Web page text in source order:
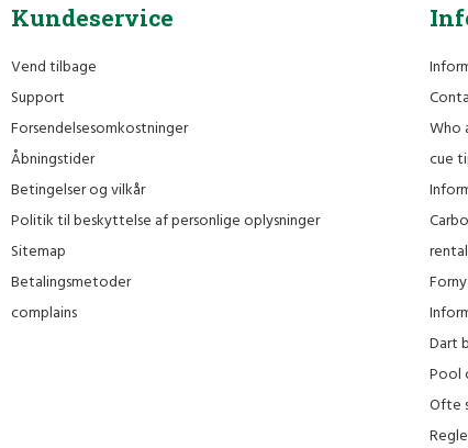
Kundeservice
Vend tilbage
Support
Forsendelsesomkostninger
Åbningstider
Betingelser og vilkår
Politik til beskyttelse af personlige oplysninger
Sitemap
Betalingsmetoder
complains
Who
cue
Dart
Pool
Ofte